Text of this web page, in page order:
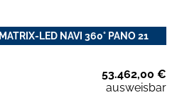
LED NAVI 360° PANO 21
53.462,00 €
ausweisbar